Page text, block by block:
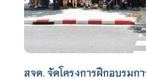
สจด. จัดโครงการฝึกอบรม